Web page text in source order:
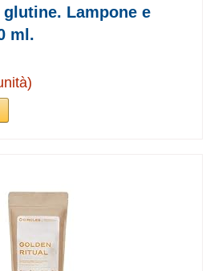
glutine. Lampone e
ml.